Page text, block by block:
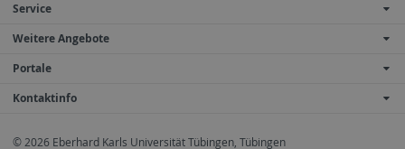
Service
Weitere Angebote
Portale
Kontaktinfo
© 2026 Eberhard Karls Universität Tübingen, Tübingen